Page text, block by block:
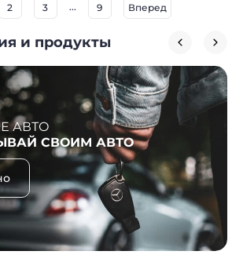
2 3 ... 9 Вперед
и продукты
АВТО
СВОИМ АВТО